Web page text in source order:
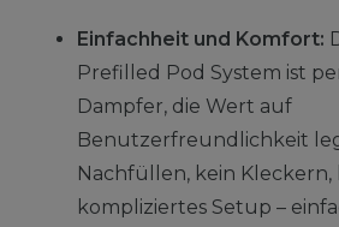
Einfachheit und Komfort:
Prefilled Pod System ist
Dampfer, die Wert auf
Benutzerfreundlichkeit
Nachfüllen, kein Kleckern,
kompliziertes Setup –